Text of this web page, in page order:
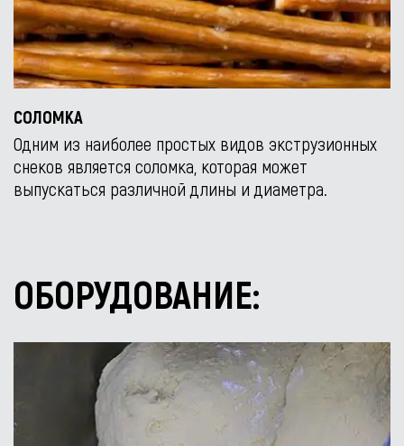
СОЛОМКА
Одним из наиболее простых видов экструзионных
снеков является соломка, которая может
выпускаться различной длины и диаметра.
ОБОРУДОВАНИЕ: